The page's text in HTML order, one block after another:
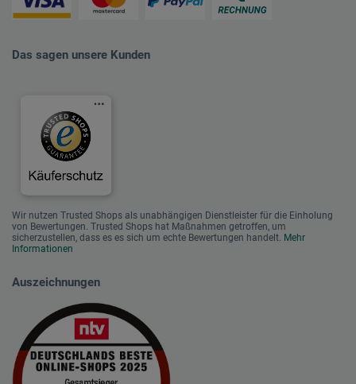
Das sagen unsere Kunden
Wir nutzen Trusted Shops als unabhängigen Dienstleister für die Einholung
von Bewertungen. Trusted Shops hat Maßnahmen getroffen, um
sicherzustellen, dass es es sich um echte Bewertungen handelt. Mehr
Informationen
Auszeichnungen